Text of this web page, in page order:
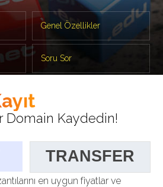
Genel Özellikler
Soru Sor
Domain Kaydedin!
TRANSFER
en uygun fiyatlar ve